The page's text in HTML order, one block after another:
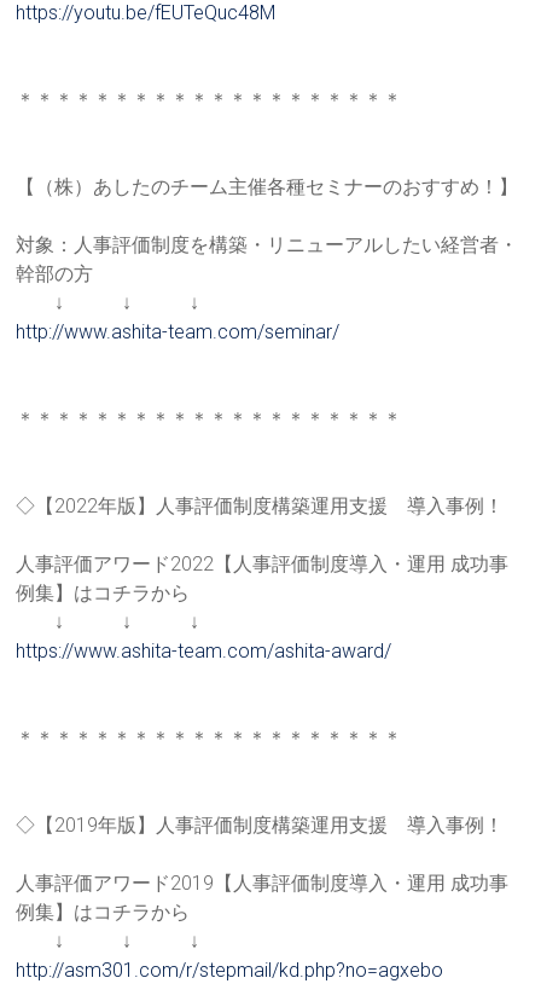
https://youtu.be/fEUTeQuc48M
＊＊＊＊＊＊＊＊＊＊＊＊＊＊＊＊＊＊＊＊
【（株）あしたのチーム主催各種セミナーのおすすめ！】
対象：人事評価制度を構築・リニューアルしたい経営者・
幹部の方
↓ ↓ ↓
http://www.ashita-team.com/seminar/
＊＊＊＊＊＊＊＊＊＊＊＊＊＊＊＊＊＊＊＊
◇【2022年版】人事評価制度構築運用支援 導入事例！
人事評価アワード2022【人事評価制度導入・運用 成功事
例集】はコチラから
↓ ↓ ↓
https://www.ashita-team.com/ashita-award/
＊＊＊＊＊＊＊＊＊＊＊＊＊＊＊＊＊＊＊＊
◇【2019年版】人事評価制度構築運用支援 導入事例！
人事評価アワード2019【人事評価制度導入・運用 成功事
例集】はコチラから
↓ ↓ ↓
http://asm301.com/r/stepmail/kd.php?no=agxebo